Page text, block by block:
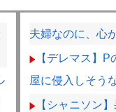
夫婦なのに、心
【デレマス】
屋に侵入しそう
【シャニソン